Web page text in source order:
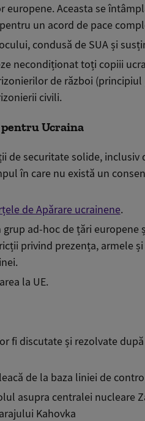
europene. Aceasta se
un acord de pace
condusă de SUA și
necondiționat toți copiii
de război (principiul
civili.
Ucraina
de securitate solide, inclusiv
ul în carenu există un
de Apărare ucrainene.
ad-hoc de țări europene
privind prezența, armele
la UE.
fi discutate și rezolvate
de la baza liniei de
asupra centralei nucleare
Kahovka